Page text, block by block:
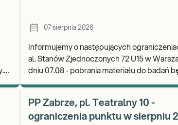
07 sierpnia 2026
Informujemy o następujących
al. Stanów Zjednoczonych 72 U15 w
dniu 07.08 - pobrania materiału do badań
PP Zabrze, pl. Teatralny 10 -
ograniczenia punktu w sierpniu